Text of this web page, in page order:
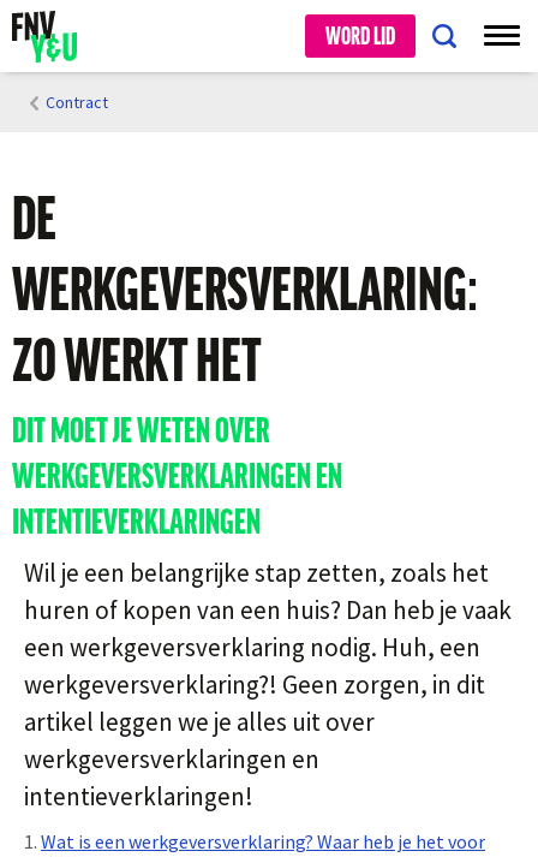
WORD LID
Contract
DE
WERKGEVERSVERKLARING:
ZO WERKT HET
DIT MOET JE WETEN OVER
WERKGEVERSVERKLARINGEN EN
INTENTIEVERKLARINGEN
Wil je een belangrijke stap zetten, zoals het
huren of kopen van een huis? Dan heb je vaak
een werkgeversverklaring nodig. Huh, een
werkgeversverklaring?! Geen zorgen, in dit
artikel leggen we je alles uit over
werkgeversverklaringen en
intentieverklaringen!
1. Wat is een werkgeversverklaring? Waar heb je het voor